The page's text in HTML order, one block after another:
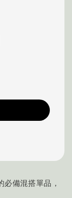
備混搭單品，